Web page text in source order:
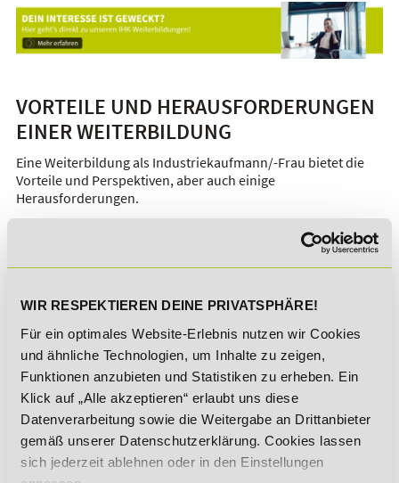
WIR RESPEKTIEREN DEINE PRIVATSPHÄRE!
Für ein optimales Website-Erlebnis nutzen wir Cookies
und ähnliche Technologien, um Inhalte zu zeigen,
Funktionen anzubieten und Statistiken zu erheben. Ein
Klick auf „Alle akzeptieren“ erlaubt uns diese
Datenverarbeitung sowie die Weitergabe an Drittanbieter
gemäß unserer Datenschutzerklärung. Cookies lassen
sich jederzeit ablehnen oder in den Einstellungen
VORTEILE UND HERAUSFORDERUNGEN
EINER WEITERBILDUNG
Eine Weiterbildung als Industriekaufmann/-Frau bietet die
Vorteile und Perspektiven, aber auch einige
Herausforderungen.
Herausforderungen
Gute Karrierechancen:Du
kannst höhere Positionen
mehr Verantwortung
Lernaufwand:Durch die
Online-Kursen ist ein
erforderlich
Wissenserweiterung:
Durch das neue Fachwissen
spezialisierst du dich auf
einen bestimmten Bereich
und wirst hier Expert/in
Zeitaufwand:Vor allem
eine berufsbegleitendende
Weiterbildung kann
anspruchsvoll sein